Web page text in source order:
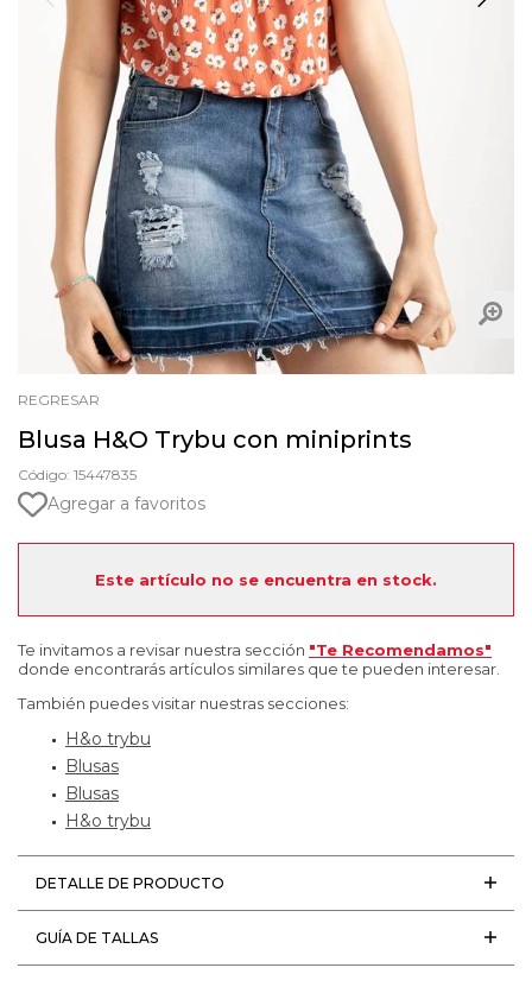
REGRESAR
Blusa H&O Trybu con miniprints
Código: 15447835
Agregar a favoritos
Este artículo no se encuentra en stock.
Te invitamos a revisar nuestra sección "Te Recomendamos"
donde encontrarás artículos similares que te pueden interesar.
También puedes visitar nuestras secciones:
H&o trybu
Blusas
Blusas
H&o trybu
DETALLE DE PRODUCTO
GUÍA DE TALLAS